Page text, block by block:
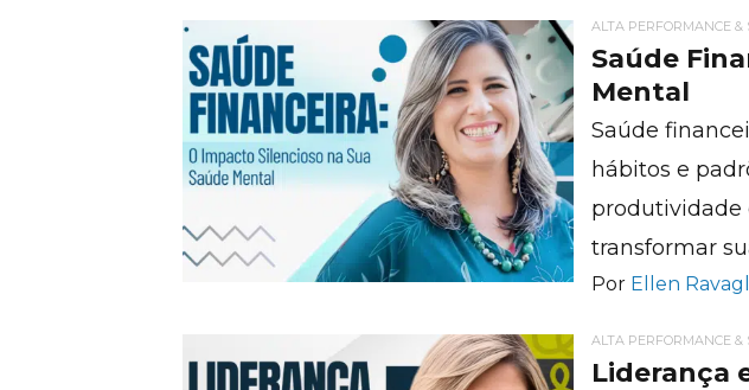
ALTA PERFORMANCE
Saúde
Mental
Saúde
hábitos e
produtividade
transformar
Por Ellen
ALTA PERFORMANCE &
Liderança